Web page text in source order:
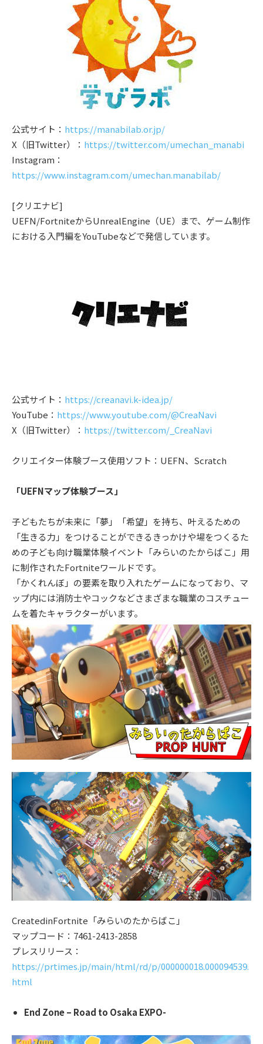
公式サイト： https://manabilab.or.jp/
X（旧Twitter）： https://twitter.com/umechan_manabi
Instagram：
https://www.instagram.com/umechan.manabilab/
[クリエナビ]
UEFN/FortniteからUnrealEngine（UE）まで、ゲーム制作
における入門編をYouTubeなどで発信しています。
公式サイト： https://creanavi.k-idea.jp/
YouTube： https://www.youtube.com/@CreaNavi
X（旧Twitter）： https://twitter.com/_CreaNavi
クリエイター体験ブース使用ソフト：UEFN、Scratch
「UEFNマップ体験ブース」
子どもたちが未来に「夢」「希望」を持ち、叶えるための
「生きる力」をつけることができるきっかけや場をつくるた
めの子ども向け職業体験イベント「みらいのたからばこ」用
に制作されたFortniteワールドです。
「かくれんぼ」の要素を取り入れたゲームになっており、マ
ップ内には消防士やコックなどさまざまな職業のコスチュー
ムを着たキャラクターがいます。
CreatedinFortnite「みらいのたからばこ」
マップコード：7461-2413-2858
プレスリリース：
https://prtimes.jp/main/html/rd/p/000000018.000094539.
html
End Zone – Road to Osaka EXPO-